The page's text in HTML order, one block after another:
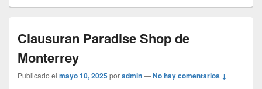
Clausuran Paradise Shop de
Monterrey
Publicado el mayo 10, 2025poradmin—No hay comentarios ↓